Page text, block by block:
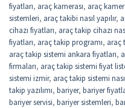
fiyatları, araç kamerası, araç
sistemleri, araç takibi nasıl yapılır,
cihazı fiyatları, araç takip cihazı
fiyatları, araç takip programı, araç
araç takip sistemi ankara fiyatları,
firmaları, araç takip sistemi fiyat
sistemi izmir, araç takip sistemi
takip yazılımı, bariyer, bariyer
bariyer servisi, bariyer sistemleri,